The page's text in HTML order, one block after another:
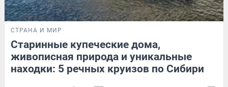
СТРАНА И МИР
Старинные купеческие дома,
живописная природа и уникальные
находки: 5 речных круизов по Сибири